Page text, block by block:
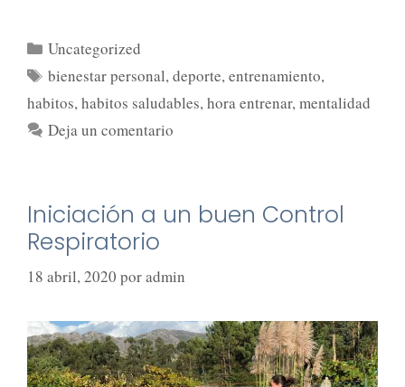
Uncategorized
bienestar personal,deporte,entrenamiento,
habitos,habitos saludables,hora entrenar,mentalidad
Deja un comentario
Iniciación a un buen Control
Respiratorio
18 abril, 2020 poradmin